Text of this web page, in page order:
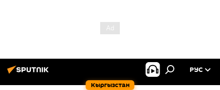
Кыргызстан
РУС